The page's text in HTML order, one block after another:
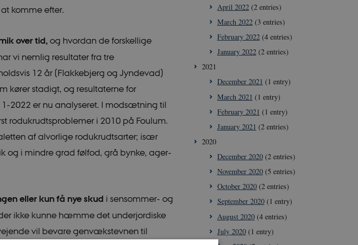
komme efter.
over tid, og hvordan de forskellige
vi nemlig resultater fra tre
12 år (Flakkebjerg og Jyndevad)
kører stadigt, og resultaterne for
2022 er nu analyseret. I modsætning til
rodukrudtsproblemer i 2010 på Foulum.
af alvorlige rodukrudtsarter; især
og i mindre grad følfod, grå bynke, ager-
eller kun få nye skud i sensommer- og
ikke kunne hæmme det underjordiske
vil bevare genvækstevnen til
April 2022(2 entries)
March 2022(3 entries)
February 2022(4 entries)
January 2022(2 entries)
2021
December 2021 (1 entry)
March 2021 (1 entry)
February 2021 (1 entry)
January 2021 (2 entries)
2020
December 2020(2 entries)
November 2020(5 entries)
October 2020(2 entries)
September 2020(1 entry)
August 2020(4 entries)
July 2020(1 entry)